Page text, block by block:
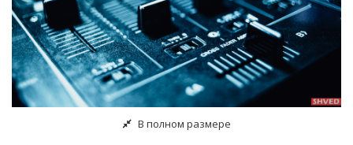
В полном размере